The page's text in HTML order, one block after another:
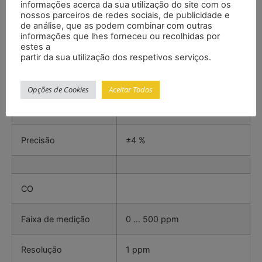
Especificações
Umidade relativa
Faixa de medição 20 … 85 %
Precisão ±4 %
CO
Faixa de medição 0 … 500 ppm
Resolução 1 ppm
informações acerca da sua utilização do site com os
nossos parceiros de redes sociais, de publicidade e
de análise, que as podem combinar com outras
informações que lhes forneceu ou recolhidas por
estes a
partir da sua utilização dos respetivos serviços.
Opções de Cookies Aceitar Todos